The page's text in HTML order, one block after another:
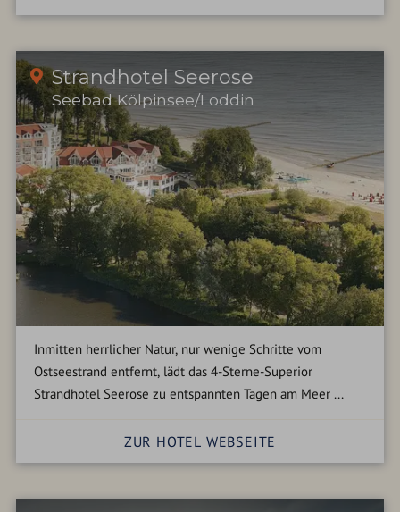
Strandhotel Seerose
Seebad Kölpinsee/Loddin
Inmitten herrlicher Natur, nur wenige Schritte vom
Ostseestrand entfernt, lädt das 4-Sterne-Superior
Strandhotel Seerose zu entspannten Tagen am Meer ...
ZUR HOTEL WEBSEITE